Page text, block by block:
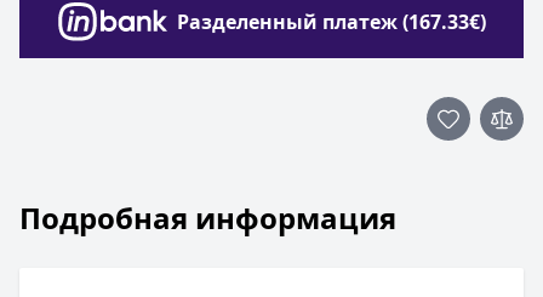
Разделенный платеж (167.33€)
Подробная информация